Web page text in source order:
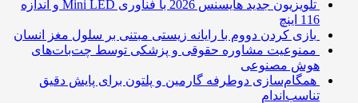
تلویزیون جدید هایسنس 2026 با فناوری Mini LED و اندازه
بازی کردن دووم با رایانه زیستی مبتنی بر سلول مغز انسان
ممنوعیت مشاوره حقوقی و پزشکی توسط چت‌بات‌های
هوش مصنوعی
همگام‌سازی دوطرفه گارمین و پلتون برای پایش دقیق
تناسب‌اندام